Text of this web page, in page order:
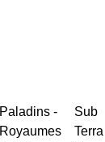
Paladins -
Royaumes
Sub
Terra